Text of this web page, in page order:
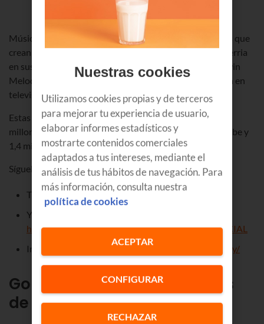
Fuente: Twin Melody
Música, coreografías, estilo de vida… son los contenidos que
crean las hermanas guipuzcoanas Paula y Aitana Etxeberria
en sus canales en redes sociales. Conocidas como las Twin
Melody, estas
influencers vascasde Ordizia, debutaron en
televisión de la mano de Pablo Motos en El hormiguero
Estas hermanas arrasan en la red, donde tienen casi 20
millones de seguidores en TikTok,3,3 millones en YouTubey
1,4 millones en Instagram.
Síguelas en:
TikTok:https://www.tiktok.com/@twinmelody
YouTube:
https://www.youtube.com/@TWINMELODYOFFICIAL
Instagram:
https://www.instagram.com/twinmelody/
Gorka Barredo:4,32 millones
de seguidores en YouTube
Nuestras cookies
Utilizamos cookies propias y de terceros
para mejorar tu experiencia de usuario,
elaborar informes estadísticos y
mostrarte contenidos comerciales
adaptados a tus intereses, mediante el
análisis de tus hábitos de navegación. Para
más información, consulta nuestra
política de cookies
CONFIGURAR
RECHAZAR
ACEPTAR